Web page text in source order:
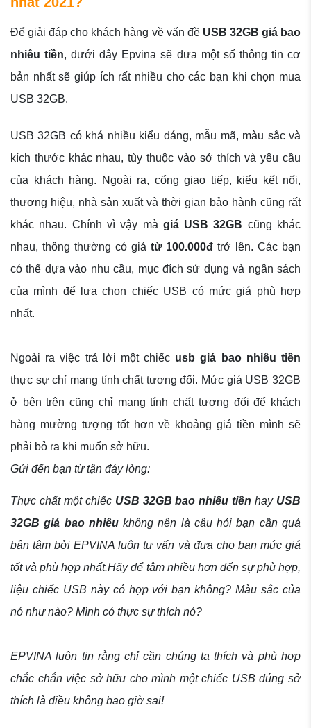
Để giải đáp cho khách hàng về vấn đề USB 32GB giá bao
nhiêu tiền, dưới đây Epvina sẽ đưa một số thông tin cơ
bản nhất sẽ giúp ích rất nhiều cho các bạn khi chọn mua
USB 32GB.
USB 32GB có khá nhiều kiểu dáng, mẫu mã, màu sắc và
kích thước khác nhau, tùy thuộc vào sở thích và yêu cầu
của khách hàng. Ngoài ra, cổng giao tiếp, kiểu kết nối,
thương hiệu, nhà sản xuất và thời gian bảo hành cũng rất
khác nhau. Chính vì vậy mà giá USB 32GB cũng khác
nhau, thông thường có giá từ 100.000đ trở lên. Các bạn
có thể dựa vào nhu cầu, mục đích sử dụng và ngân sách
của mình để lựa chọn chiếc USB có mức giá phù hợp
nhất.
Ngoài ra việc trả lời một chiếc usb giá bao nhiêu tiền
thực sự chỉ mang tính chất tương đối. Mức giá USB 32GB
ở bên trên cũng chỉ mang tính chất tương đối để khách
hàng mường tượng tốt hơn về khoảng giá tiền mình sẽ
phải bỏ ra khi muốn sở hữu.
Gửi đến bạn từ tận đáy lòng:
Thực chất một chiếc USB 32GB bao nhiêu tiền hay USB
32GB giá bao nhiêukhông nên là câu hỏi bạn cần quá
bận tâm bởi EPVINA luôn tư vấn và đưa cho bạn mức giá
tốt và phù hợp nhất.Hãy để tâm nhiều hơn đến sự phù hợp,
liệu chiếc USB này có hợp với bạn không? Màu sắc của
nó như nào? Mình có thực sự thích nó?
EPVINA luôn tin rằng chỉ cần chúng ta thích và phù hợp
chắc chắn việc sở hữu cho mình một chiếc USB đúng sở
thích là điều không bao giờ sai!